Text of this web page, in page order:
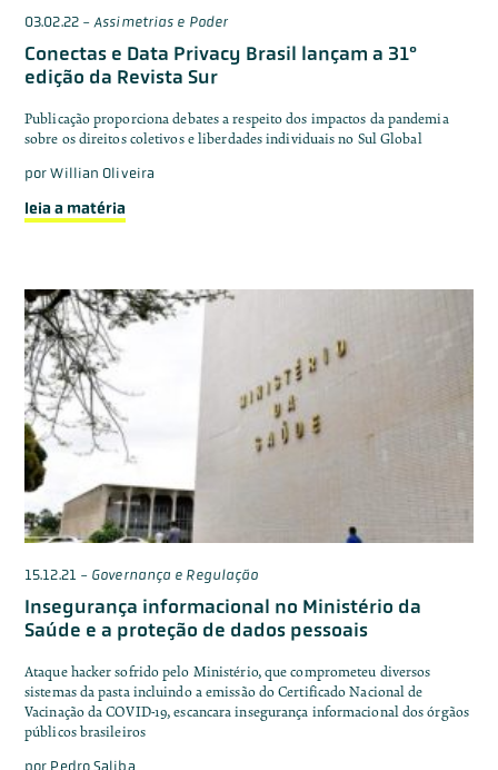
03.02.22- Assimetrias e Poder
Conectas e Data Privacy Brasil lançam a 31°
edição da Revista Sur
Publicação proporciona debates a respeito dos impactos da pandemia
sobre os direitos coletivos e liberdades individuais no Sul Global
porWillian Oliveira
leia a matéria
15.12.21 - Governança e Regulação
Insegurança informacional no Ministério da
Saúde e a proteção de dados pessoais
Ataque hacker sofrido pelo Ministério, que comprometeu diversos
sistemas da pasta incluindo a emissão do Certificado Nacional de
Vacinação da COVID-19, escancara insegurança informacional dos órgãos
públicos brasileiros
por Pedro Saliba